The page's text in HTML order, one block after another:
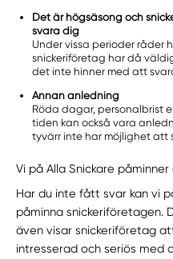
Det är högsäsong och
svara dig
Under vissa perioder råder
snickeriföretag har då
det inte hinner med att
Annan anledning
Röda dagar, personalbrist
tiden kan också vara
tyvärr inte har möjlighet att
Vi på Alla Snickare
Har du inte fått svar kan vi
påminna snickeriföretagen.
även visar snickeriföretag
intresserad och seriös med